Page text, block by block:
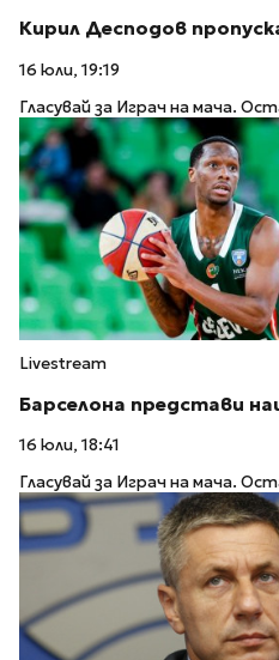
Кирил Десподов
16 юли, 19:19
Гласувай за Играч на мача.
Livestream
Барселона представи
16 юли, 18:41
Гласувай за Играч на мача.